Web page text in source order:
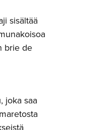
sisältää
brie de
joka saa